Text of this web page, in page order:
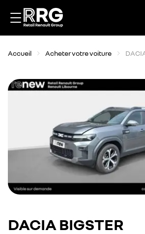
Accueil Acheter votre voiture
DACIA BIGSTER